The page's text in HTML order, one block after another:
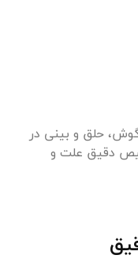
حلق و بینی در
دقیق علت و